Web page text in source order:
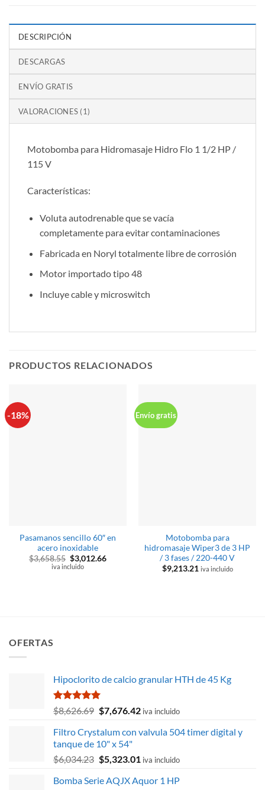
DESCRIPCIÓN
DESCARGAS
ENVÍO GRATIS
VALORACIONES (1)
Motobomba para Hidromasaje Hidro Flo 1 1/2 HP /
115 V
Características:
Voluta autodrenable que se vacía
completamente para evitar contaminaciones
Fabricada en Noryl totalmente libre de corrosión
Motor importado tipo 48
Incluye cable y microswitch
PRODUCTOS RELACIONADOS
-18%
Pasamanos sencillo 60″ en
acero inoxidable
$3,658.55 El
precio
$3,012.66El
iva incluido
Envío gratis
Motobomba para
hidromasaje Wiper3 de 3 HP
/ 3 fases / 220-440 V
$9,213.21 iva incluido
OFERTAS
Hipoclorito de calcio granular HTH de 45 Kg
Valorado
con
de 5
$8,626.69 El
original
era:
$8,626.69.
$7,676.42El
actual
$7,676.42.
iva incluido
Filtro Crystalum con valvula 504 timer digital y
tanque de 10" x 54"
$6,034.23 El
original
$5,323.01 El
actual
iva incluido
Bomba Serie AQJX Aquor 1 HP